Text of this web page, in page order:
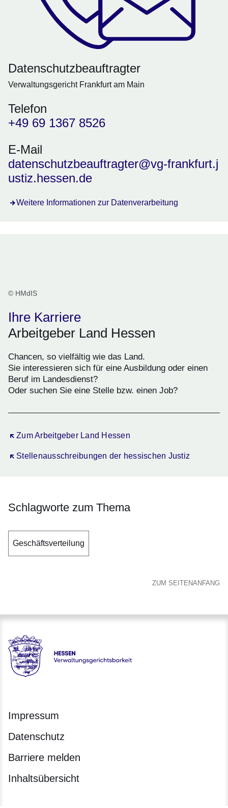
Datenschutzbeauftragter
Verwaltungsgericht Frankfurt am Main
Telefon
+49 69 1367 8526
E-Mail
datenschutzbeauftragter@vg-frankfurt.j
ustiz.hessen.de
Weitere Informationen zur Datenverarbeitung
© HMdIS
Ihre Karriere
Arbeitgeber Land Hessen
Chancen, so vielfältig wie das Land.
Sie interessieren sich für eine Ausbildung oder einen
Beruf im Landesdienst?
Oder suchen Sie eine Stelle bzw. einen Job?
Zum Arbeitgeber Land Hessen
Öffnet sich in einem neuen Fenster
Stellenausschreibungen der hessischen Justiz
Öffnet sich in einem neuen Fenster
Schlagworte zum Thema
Geschäftsverteilung
ZUM SEITENANFANG
Hessen - Verwaltungsgerichtsbarkeit Hessen
Impressum
Datenschutz
Barriere melden
Inhaltsübersicht